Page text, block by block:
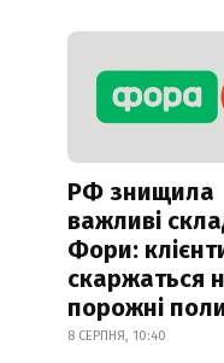
РФ знищила
важливі
Фори:
скаржаться
порожні
8 СЕРПНЯ, 10:40